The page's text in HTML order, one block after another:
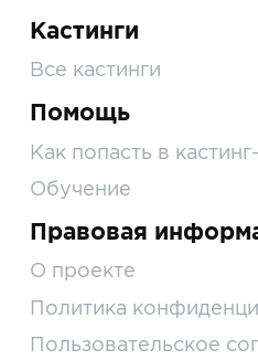
Кастинги
Все кастинги
Помощь
Как попасть в
Обучение
Правовая
О проекте
Политика
Пользовательское